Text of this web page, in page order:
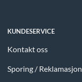
KUNDESERVICE
Kontakt oss
Sporing / Reklamasjon